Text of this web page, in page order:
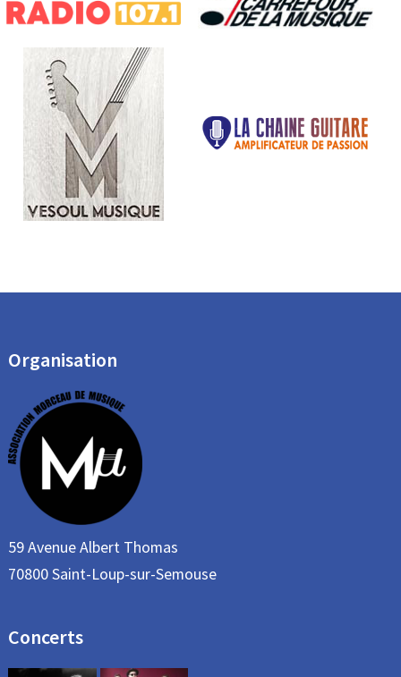
Organisation
59 Avenue Albert Thomas
70800 Saint-Loup-sur-Semouse
Concerts